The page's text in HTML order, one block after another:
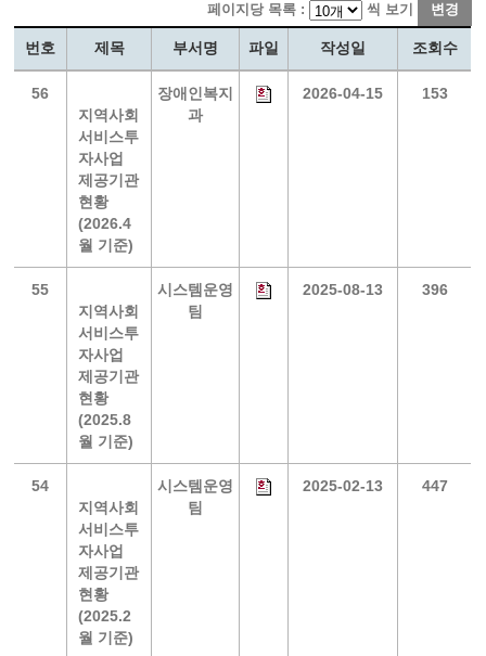
페이지당 목록 : 씩 보기 변경
번호 제목 부서명 파일 작성일 조회수
56
지역사회
서비스투
자사업
제공기관
현황
(2026.4
월 기준)
장애인복지
과
2026-04-15 153
55
지역사회
서비스투
자사업
제공기관
현황
(2025.8
월 기준)
시스템운영
팀
2025-08-13 396
54
지역사회
서비스투
자사업
제공기관
현황
(2025.2
월 기준)
시스템운영
팀
2025-02-13 447